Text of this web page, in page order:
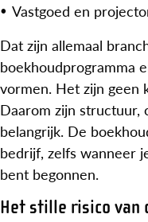
Vastgoed en
Dat zijn allemaal
boekhoudprogramma
vormen. Het zijn geen
Daarom zijn
belangrijk. De
bedrijf, zelfs wanneer
bent begonnen.
Het stille risico van